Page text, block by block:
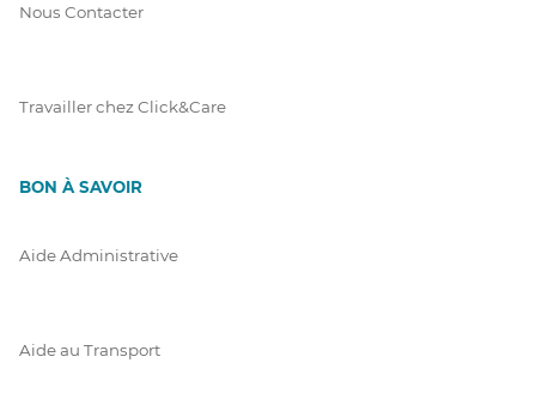
Nous Contacter
Travailler chez Click&Care
BON À SAVOIR
Aide Administrative
Aide au Transport